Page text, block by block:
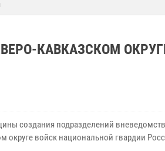
КАВКАЗСКОМ
создания подразделений
округе войск национальной гвардии